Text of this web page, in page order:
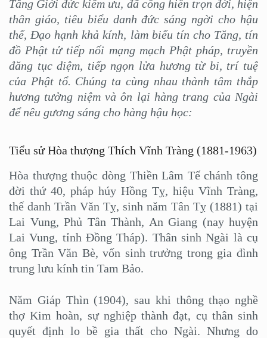
Tăng Giới đức kiêm ưu, đã cống hiến trọn đời, hiện
thân giáo, tiêu biểu danh đức sáng ngời cho hậu
thế, Đạo hạnh khả kính, làm biểu tín cho Tăng, tín
đồ Phật tử tiếp nối mạng mạch Phật pháp, truyền
đăng tục diệm, tiếp ngọn lửa hương từ bi, trí tuệ
của Phật tổ. Chúng ta cùng nhau thành tâm thắp
hương tưởng niệm và ôn lại hàng trang của Ngài
để nêu gương sáng cho hàng hậu học:
Tiểu sử Hòa thượng Thích Vĩnh Tràng (1881-1963)
Hòa thượng thuộc dòng Thiền Lâm Tế chánh tông
đời thứ 40, pháp húy Hồng Tỵ, hiệu Vĩnh Tràng,
thế danh Trần Văn Tỵ, sinh năm Tân Tỵ (1881) tại
Lai Vung, Phủ Tân Thành, An Giang (nay huyện
Lai Vung, tỉnh Đồng Tháp). Thân sinh Ngài là cụ
ông Trần Văn Bè, vốn sinh trưởng trong gia đình
trung lưu kính tin Tam Bảo.
Năm Giáp Thìn (1904), sau khi thông thạo nghề
thợ Kim hoàn, sự nghiệp thành đạt, cụ thân sinh
quyết định lo bề gia thất cho Ngài. Nhưng do